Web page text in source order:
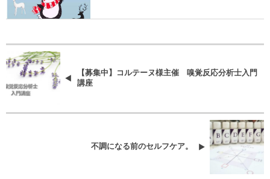
【募集中】コルテーヌ様主催 嗅覚反応分析士入門
講座
不調になる前のセルフケア。